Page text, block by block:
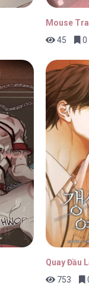
MỐI TÌNH ĐẦU ĐẾN
MỐI TÌNH ĐẦU ĐẾN
MỐI TÌNH ĐẦU ĐẾN
Mouse
45
0
Quay Đầu
753